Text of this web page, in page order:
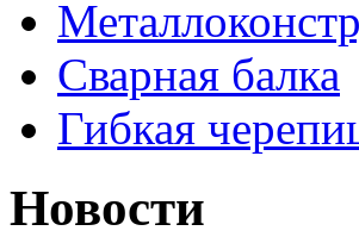
Сварная балка
Гибкая
Новости